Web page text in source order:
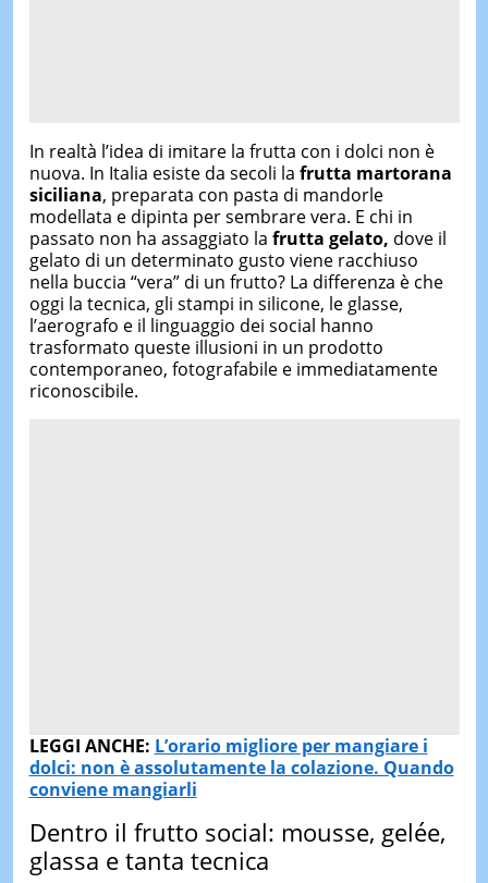
In realtà l’idea di imitare la frutta con i dolci non è
nuova. In Italia esiste da secoli la frutta martorana
siciliana, preparata con pasta di mandorle
modellata e dipinta per sembrare vera. E chi in
passato non ha assaggiato la frutta gelato, dove il
gelato di un determinato gusto viene racchiuso
nella buccia “vera” di un frutto? La differenza è che
oggi la tecnica, gli stampi in silicone, le glasse,
l’aerografo e il linguaggio dei social hanno
trasformato queste illusioni in un prodotto
contemporaneo, fotografabile e immediatamente
riconoscibile.
LEGGI ANCHE: L’orario migliore per mangiare i
dolci: non è assolutamente la colazione. Quando
conviene mangiarli
Dentro il frutto social: mousse, gelée,
glassa e tanta tecnica